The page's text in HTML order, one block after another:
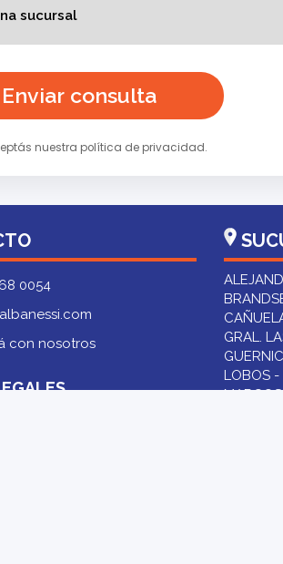
Enviar consulta
nuestra política de privacidad.
0054
con nosotros
GRAL.
LOBOS